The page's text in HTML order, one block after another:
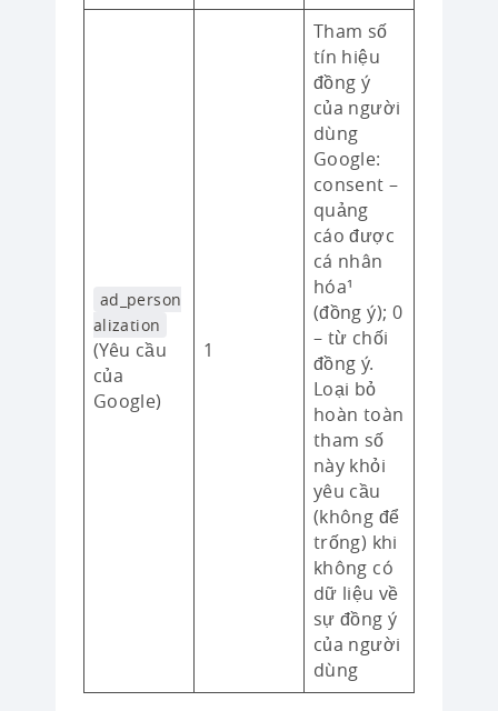
ad_person
alization
(Yêu cầu
của
Google)
1
Tham số
tín hiệu
đồng ý
của người
dùng
Google:
consent –
quảng
cáo được
cá nhân
hóa¹
(đồng ý); 0
– từ chối
đồng ý.
Loại bỏ
hoàn toàn
tham số
này khỏi
yêu cầu
(không để
trống) khi
không có
dữ liệu về
sự đồng ý
của người
dùng